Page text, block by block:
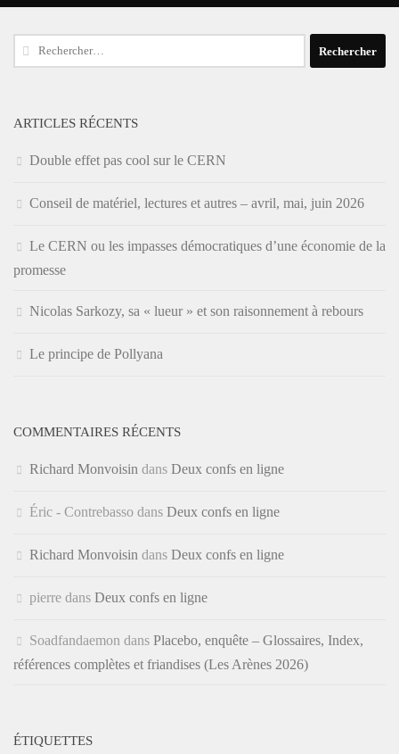
Rechercher :
ARTICLES RÉCENTS
Double effet pas cool sur le CERN
Conseil de matériel, lectures et autres – avril, mai, juin 2026
Le CERN ou les impasses démocratiques d’une économie de la
promesse
Nicolas Sarkozy, sa « lueur » et son raisonnement à rebours
Le principe de Pollyana
COMMENTAIRES RÉCENTS
Richard Monvoisin dans Deux confs en ligne
Éric - Contrebasso dans Deux confs en ligne
Richard Monvoisin dans Deux confs en ligne
pierre dans Deux confs en ligne
Soadfandaemon dans Placebo, enquête – Glossaires, Index,
références complètes et friandises (Les Arènes 2026)
ÉTIQUETTES